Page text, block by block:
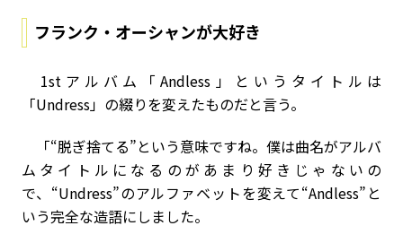
フランク・オーシャンが大好き
1stアルバム「Andless」というタイトルは
「Undress」の綴りを変えたものだと言う。
「“脱ぎ捨てる”という意味ですね。僕は曲名がアルバ
ムタイトルになるのがあまり好きじゃないの
で、“Undress”のアルファベットを変えて“Andless”と
いう完全な造語にしました。